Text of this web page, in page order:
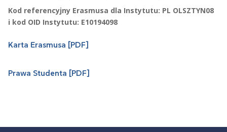
Kod referencyjny Erasmusa dla Instytutu: PL OLSZTYN08
i kod OID Instytutu: E10194098
Karta Erasmusa [PDF]
Prawa Studenta [PDF]